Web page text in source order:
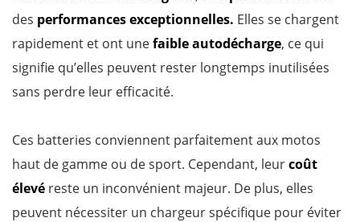
des performances exceptionnelles. Elles se chargent
rapidement et ont unefaible autodécharge, ce qui
signifie qu’elles peuvent rester longtemps inutilisées
sans perdre leur efficacité.
Ces batteries conviennent parfaitement aux motos
haut de gamme ou de sport. Cependant, leurcoût
élevé reste un inconvénient majeur. De plus, elles
peuvent nécessiter un chargeur spécifique pour éviter